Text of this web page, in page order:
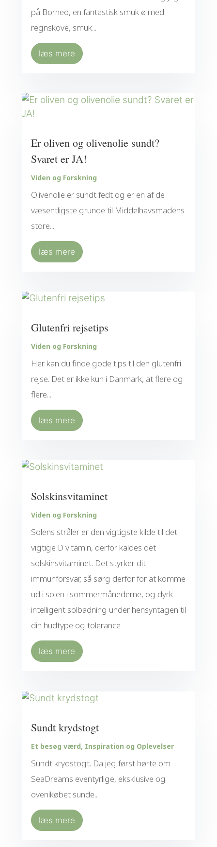
på Borneo, en fantastisk smuk ø med
regnskove, smuk...
læs mere
Er oliven og olivenolie sundt?
Svaret er JA!
Viden og Forskning
Olivenolie er sundt fedt og er en af de
væsentligste grunde til Middelhavsmadens
store...
læs mere
Glutenfri rejsetips
Viden og Forskning
Her kan du finde gode tips til den glutenfri
rejse. Det er ikke kun i Danmark, at flere og
flere...
læs mere
Solskinsvitaminet
Viden og Forskning
Solens stråler er den vigtigste kilde til det
vigtige D vitamin, derfor kaldes det
solskinsvitaminet. Det styrker dit
immunforsvar, så sørg derfor for at komme
ud i solen i sommermånederne, og dyrk
intelligent solbadning under hensyntagen til
din hudtype og tolerance
læs mere
Sundt krydstogt
Et besøg værd, Inspiration og Oplevelser
Sundt krydstogt. Da jeg først hørte om
SeaDreams eventyrlige, eksklusive og
ovenikøbet sunde...
læs mere